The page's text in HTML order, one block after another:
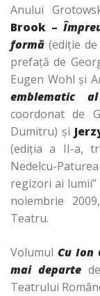
Anului
Brook –
formă (ediţie
prefaţă de
Eugen Wohl şi
emblematic
coordonat de
Dumitru) şi
(ediţia a II-a,
Nedelcu-
regizori ai
noiembrie
Teatru.
Volumul Cu Ion
mai departe
Teatrului